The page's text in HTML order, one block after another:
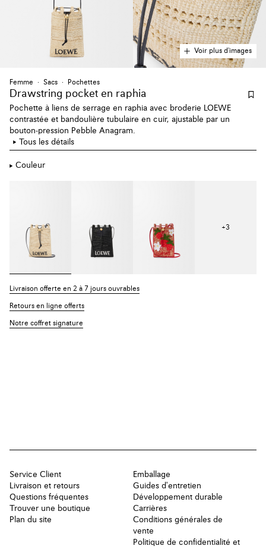
Voir plus d'images
Femme Sacs Pochettes
Drawstring pocket en raphia
Pochette à liens de serrage en raphia avec broderie LOEWE
contrastée et bandoulière tubulaire en cuir, ajustable par un
bouton-pression Pebble Anagram.
Tous les détails
Couleur
+3
Livraison offerte en 2 à 7 jours ouvrables
Retours en ligne offerts
Notre coffret signature
Service Client
Livraison et retours
Questions fréquentes
Trouver une boutique
Plan du site
Emballage
Guides d'entretien
Développement durable
Carrières
Conditions générales de
vente
Politique de confidentialité et